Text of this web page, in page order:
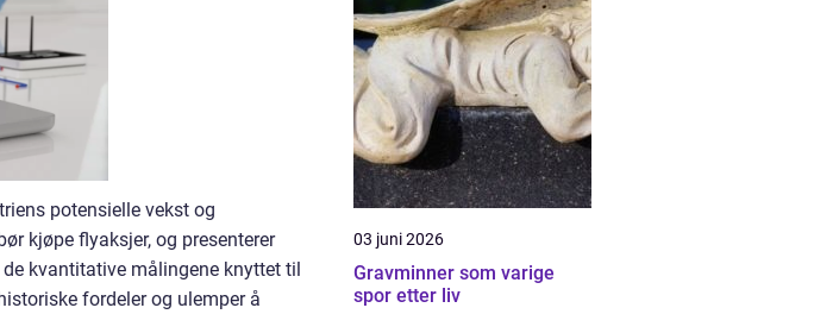
potensielle vekst og
kjøpe flyaksjer, og presenterer
kvantitative målingene knyttet til
fordeler og ulemper å
03 juni 2026
Gravminner som varige
spor etter liv